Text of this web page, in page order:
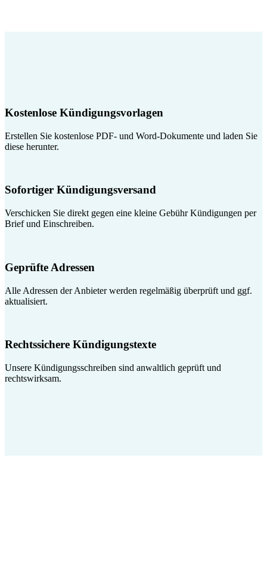
Kostenlose Kündigungsvorlagen
Erstellen Sie kostenlose PDF- und Word-Dokumente und laden Sie
diese herunter.
Sofortiger Kündigungsversand
Verschicken Sie direkt gegen eine kleine Gebühr Kündigungen per
Brief und Einschreiben.
Geprüfte Adressen
Alle Adressen der Anbieter werden regelmäßig überprüft und ggf.
aktualisiert.
Rechtssichere Kündigungstexte
Unsere Kündigungsschreiben sind anwaltlich geprüft und
rechtswirksam.